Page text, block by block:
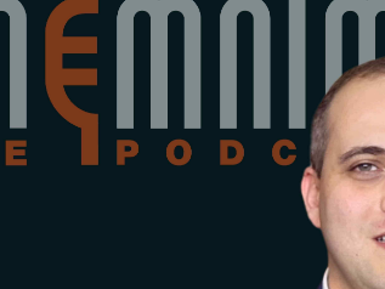
| #94 |
հետ